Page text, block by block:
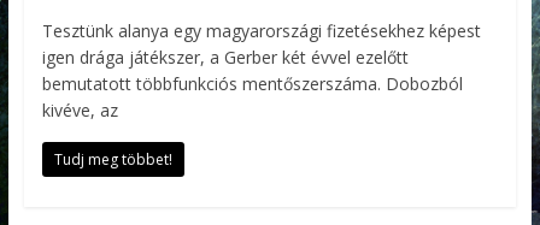
Tesztünk alanya egy magyarországi fizetésekhez képest
igen drága játékszer, a Gerber két évvel ezelőtt
bemutatott többfunkciós mentőszerszáma. Dobozból
kivéve, az
Tudj meg többet!